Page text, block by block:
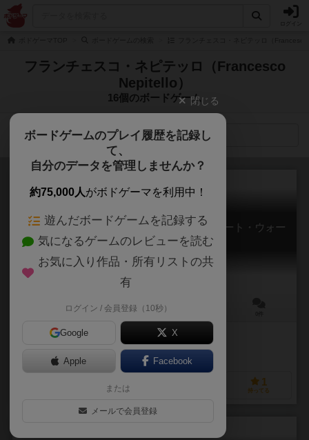
フランチェスコ・ネピテッロ（Francesco
Nepitello）
16個のボードゲーム
検索メニュー
デューン：ウォー・フォー・アラキス デザート・ウォー
Dune: War for Arrakis – Desert War
120分前後
作品説明文の編集者を募集中
経験あり
1
持ってる
閉じる
ボードゲームのプレイ履歴を記録し
て、
自分のデータを管理しませんか？
約75,000人がボドゲーマを利用中！
遊んだボードゲームを記録する
気になるゲームのレビューを読む
お気に入り作品・所有リストの共
有
ログイン / 会員登録（10秒）
Google X
Apple Facebook
または
メールで会員登録